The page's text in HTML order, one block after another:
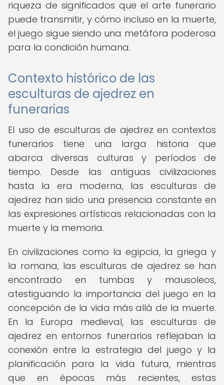
riqueza de significados que el arte funerario
puede transmitir, y cómo incluso en la muerte,
el juego sigue siendo una metáfora poderosa
para la condición humana.
Contexto histórico de las
esculturas de ajedrez en
funerarias
El uso de esculturas de ajedrez en contextos
funerarios tiene una larga historia que
abarca diversas culturas y períodos de
tiempo. Desde las antiguas civilizaciones
hasta la era moderna, las esculturas de
ajedrez han sido una presencia constante en
las expresiones artísticas relacionadas con la
muerte y la memoria.
En civilizaciones como la egipcia, la griega y
la romana, las esculturas de ajedrez se han
encontrado en tumbas y mausoleos,
atestiguando la importancia del juego en la
concepción de la vida más allá de la muerte.
En la Europa medieval, las esculturas de
ajedrez en entornos funerarios reflejaban la
conexión entre la estrategia del juego y la
planificación para la vida futura, mientras
que en épocas más recientes, estas